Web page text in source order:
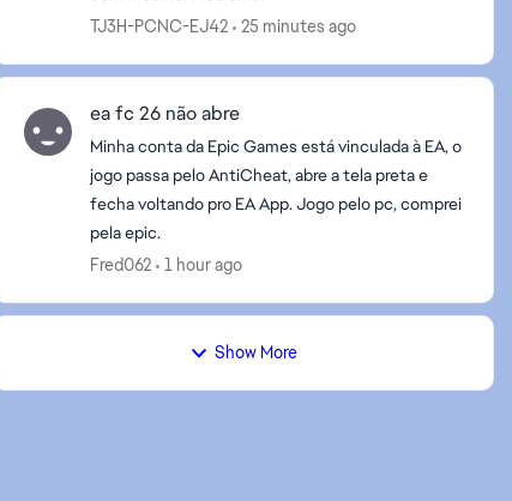
TJ3H-PCNC-EJ42
25 minutes ago
ea fc 26 não abre
Minha conta da Epic Games está vinculada à EA, o
jogo passa pelo AntiCheat, abre a tela preta e
fecha voltando pro EA App. Jogo pelo pc, comprei
pela epic.
Fred062
1 hour ago
Show More